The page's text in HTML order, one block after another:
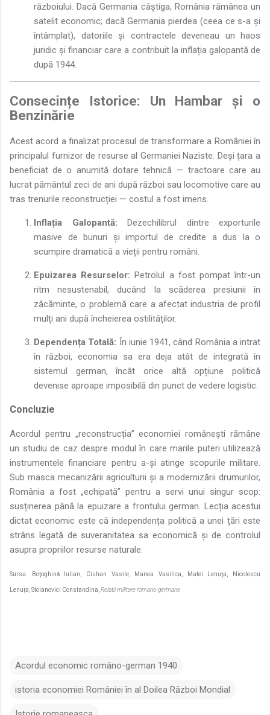
războiului. Dacă Germania câștiga, România rămânea un
satelit economic; dacă Germania pierdea (ceea ce s-a și
întâmplat), datoriile și contractele deveneau un haos
juridic și financiar care a contribuit la inflația galopantă de
după 1944.
Consecințe Istorice: Un Hambar și o
Benzinărie
Acest acord a finalizat procesul de transformare a României în
principalul furnizor de resurse al Germaniei Naziste. Deși țara a
beneficiat de o anumită dotare tehnică — tractoare care au
lucrat pământul zeci de ani după război sau locomotive care au
tras trenurile reconstrucției — costul a fost imens.
Inflația Galopantă: Dezechilibrul dintre exporturile
masive de bunuri și importul de credite a dus la o
scumpire dramatică a vieții pentru români.
Epuizarea Resurselor: Petrolul a fost pompat într-un
ritm nesustenabil, ducând la scăderea presiunii în
zăcăminte, o problemă care a afectat industria de profil
mulți ani după încheierea ostilităților.
Dependența Totală: În iunie 1941, când România a intrat
în război, economia sa era deja atât de integrată în
sistemul german, încât orice altă opțiune politică
devenise aproape imposibilă din punct de vedere logistic.
Concluzie
Acordul pentru „reconstrucția” economiei românești rămâne
un studiu de caz despre modul în care marile puteri utilizează
instrumentele financiare pentru a-și atinge scopurile militare.
Sub masca mecanizării agriculturii și a modernizării drumurilor,
România a fost „echipată” pentru a servi unui singur scop:
susținerea până la epuizare a frontului german. Lecția acestui
dictat economic este că independența politică a unei țări este
strâns legată de suveranitatea sa economică și de controlul
asupra propriilor resurse naturale.
Sursa: Boţoghină Iulian, Ciuhan Vasile, Manea Vasilica, Matei Lenuţa, Nicolescu
Lenuţa, Stoianovici Constandina, Relatii militare romano-germane
Acordul economic româno-german 1940
istoria economiei României în al Doilea Război Mondial